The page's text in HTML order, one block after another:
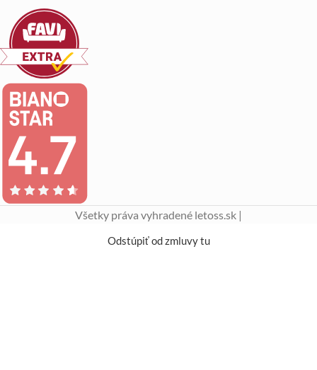
Všetky práva vyhradené letoss.sk |
Odstúpiť od zmluvy tu